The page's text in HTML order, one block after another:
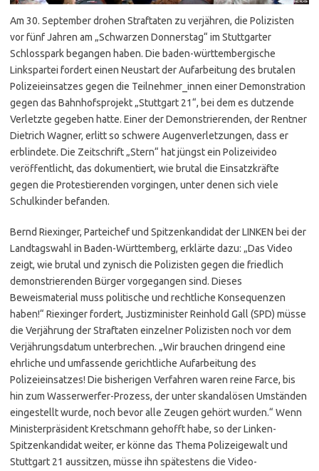
Am 30. September drohen Straftaten zu verjähren, die Polizisten
vor fünf Jahren am „Schwarzen Donnerstag“ im Stuttgarter
Schlosspark begangen haben. Die baden-württembergische
Linkspartei fordert einen Neustart der Aufarbeitung des brutalen
Polizeieinsatzes gegen die Teilnehmer_innen einer Demonstration
gegen das Bahnhofsprojekt „Stuttgart 21“, bei dem es dutzende
Verletzte gegeben hatte. Einer der Demonstrierenden, der Rentner
Dietrich Wagner, erlitt so schwere Augenverletzungen, dass er
erblindete. Die Zeitschrift „Stern“ hat jüngst ein Polizeivideo
veröffentlicht, das dokumentiert, wie brutal die Einsatzkräfte
gegen die Protestierenden vorgingen, unter denen sich viele
Schulkinder befanden.
Bernd Riexinger, Parteichef und Spitzenkandidat der LINKEN bei der
Landtagswahl in Baden-Württemberg, erklärte dazu: „Das Video
zeigt, wie brutal und zynisch die Polizisten gegen die friedlich
demonstrierenden Bürger vorgegangen sind. Dieses
Beweismaterial muss politische und rechtliche Konsequenzen
haben!“ Riexinger fordert, Justizminister Reinhold Gall (SPD) müsse
die Verjährung der Straftaten einzelner Polizisten noch vor dem
Verjährungsdatum unterbrechen. „Wir brauchen dringend eine
ehrliche und umfassende gerichtliche Aufarbeitung des
Polizeieinsatzes! Die bisherigen Verfahren waren reine Farce, bis
hin zum Wasserwerfer-Prozess, der unter skandalösen Umständen
eingestellt wurde, noch bevor alle Zeugen gehört wurden.“ Wenn
Ministerpräsident Kretschmann gehofft habe, so der Linken-
Spitzenkandidat weiter, er könne das Thema Polizeigewalt und
Stuttgart 21 aussitzen, müsse ihn spätestens die Video-